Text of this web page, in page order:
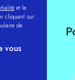
et le
cliquant sur
de
vous